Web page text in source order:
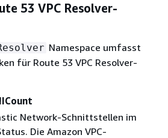
53 VPC Resolver-
Namespace umfasst
für Route 53 VPC Resolver-
Network-Schnittstellen im
Die Amazon VPC-